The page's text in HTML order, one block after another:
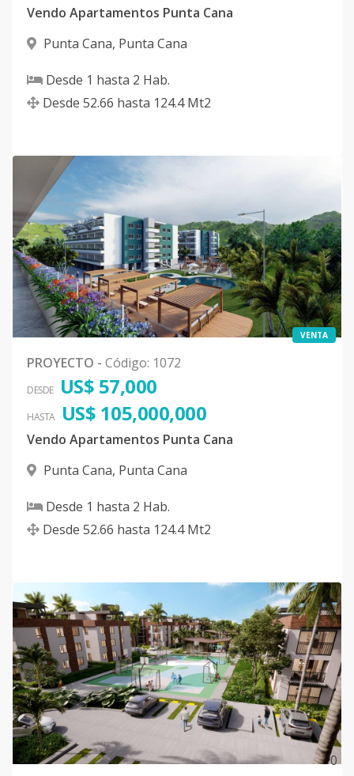
Vendo Apartamentos Punta Cana
Punta Cana, Punta Cana
Desde 1 hasta 2 Hab.
Desde 52.66 hasta 124.4 Mt2
VENTA
PROYECTO - Código: 1072
DESDE US$ 57,000
HASTA US$ 105,000,000
Vendo Apartamentos Punta Cana
Punta Cana, Punta Cana
Desde 1 hasta 2 Hab.
Desde 52.66 hasta 124.4 Mt2
0